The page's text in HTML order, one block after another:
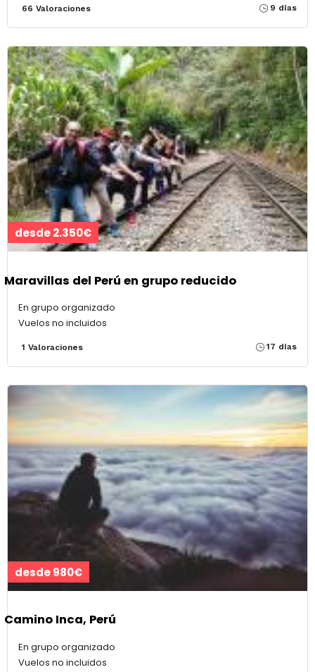
66 Valoraciones 9 días
desde 2.350€
Maravillas del Perú en grupo reducido
En grupo organizado
Vuelos no incluidos
1 Valoraciones 17 días
desde 980€
Camino Inca, Perú
En grupo organizado
Vuelos no incluidos